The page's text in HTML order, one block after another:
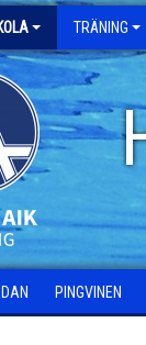
TRÄNING
PINGVINEN